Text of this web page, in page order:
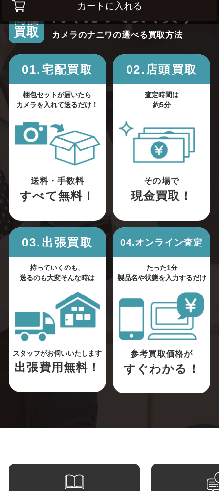
カートに入れる
高価
買取
高く売って安く買う！
カメラのナニワの選べる買取方法
01.宅配買取
梱包セットが届いたら
カメラを入れて送るだけ！
送料・手数料
すべて無料！
02.店頭買取
査定時間は
約5分
その場で
現金買取！
03.出張買取
持っていくのも、
送るのも大変そんな時は
スタッフがお伺いいたします
出張費用無料！
04.オンライン査定
たった1分
製品名や状態を入力するだけ
参考買取価格が
すぐわかる！